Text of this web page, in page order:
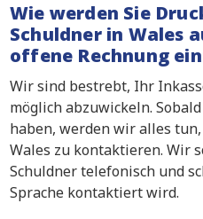
Wie werden Sie
Schuldner in Wales
offene Rechnung
Wir sind bestrebt, Ihr
möglich abzuwickeln.
haben, werden wir alles
Wales zu kontaktieren. Wir
Schuldner telefonisch und
Sprache kontaktiert wird.